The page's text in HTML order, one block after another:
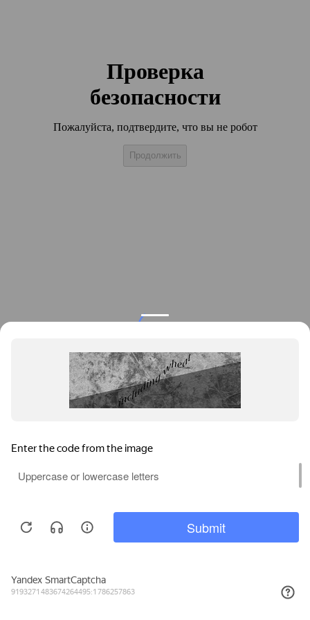
Проверка
безопасности
Пожалуйста, подтвердите, что вы не робот
Продолжить